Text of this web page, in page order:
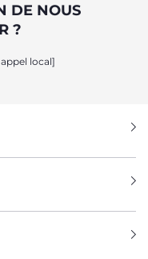
DE NOUS
?
local]